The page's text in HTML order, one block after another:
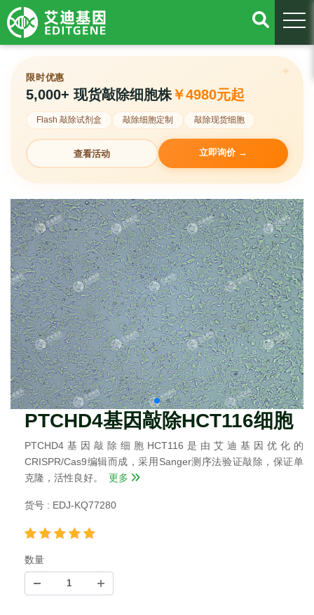
限时优惠
5,000+ 现货敲除细胞株￥4980元起
Flash 敲除试剂盒 敲除细胞定制 敲除现货细胞
查看活动 立即询价 →
PTCHD4基因敲除HCT116细胞
PTCHD4基因敲除细胞HCT116是由艾迪基因优化的
CRISPR/Cas9编辑而成，采用Sanger测序法验证敲除，保证单
克隆，活性良好。
更多
货号 : EDJ-KQ77280
数量